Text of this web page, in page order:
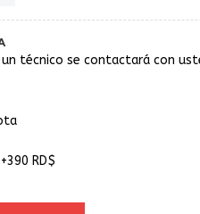
técnico se contactará con
RD$